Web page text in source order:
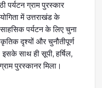
पर्यटन ग्राम पुरस्कार
में उत्तराखंड के
पर्यटन के लिए चुना
दृश्यों और चुनौतीपूर्ण
साथ ही सूपी, हर्षिल,
पुरस्कानर मिला।